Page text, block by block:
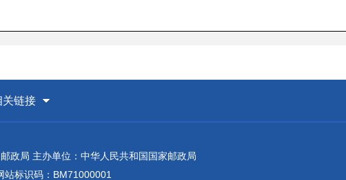
关链接
政局 主办单位：中华人民共和国国家邮政局
站标识码：BM71000001